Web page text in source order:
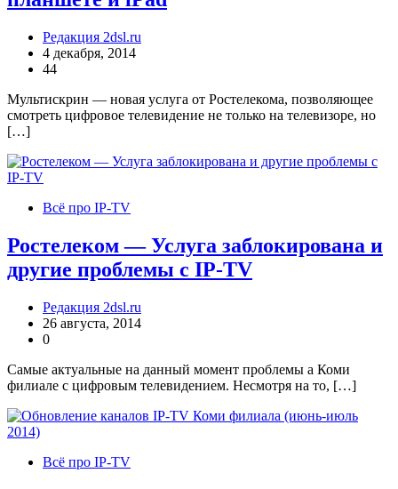
Редакция 2dsl.ru
4 декабря, 2014
44
Мультискрин — новая услуга от Ростелекома, позволяющее
смотреть цифровое телевидение не только на телевизоре, но
[…]
Всё про IP-TV
Ростелеком — Услуга заблокирована и
другие проблемы с IP-TV
Редакция 2dsl.ru
26 августа, 2014
0
Самые актуальные на данный момент проблемы а Коми
филиале с цифровым телевидением. Несмотря на то, […]
Всё про IP-TV